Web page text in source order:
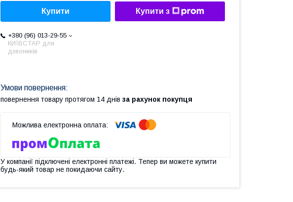
Купити Купити з
+380 (96) 013-29-55
КИЇВСТАР для
дзвоників
повернення товару протягом 14 днів за рахунок покупця
У компанії підключені електронні платежі. Тепер ви можете купити
будь-який товар не покидаючи сайту.